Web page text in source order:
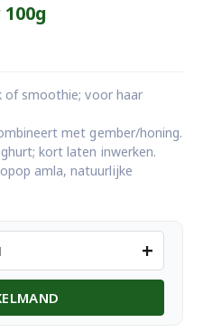
of smoothie; voor haar
met gember/honing.
kort laten inwerken.
amla, natuurlijke
+